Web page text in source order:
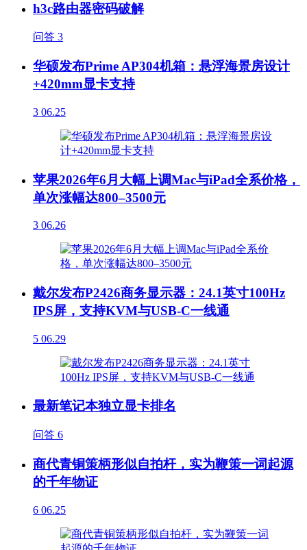
h3c路由器密码破解
问答 3
华硕发布Prime AP304机箱：悬浮海景房设计
+420mm显卡支持
3 06.25
苹果2026年6月大幅上调Mac与iPad全系价格，
单次涨幅达800–3500元
3 06.26
戴尔发布P2426商务显示器：24.1英寸100Hz
IPS屏，支持KVM与USB-C一线通
5 06.29
最新笔记本独立显卡排名
问答 6
商代青铜策柄形似自拍杆，实为鞭策一词起源
的千年物证
6 06.25